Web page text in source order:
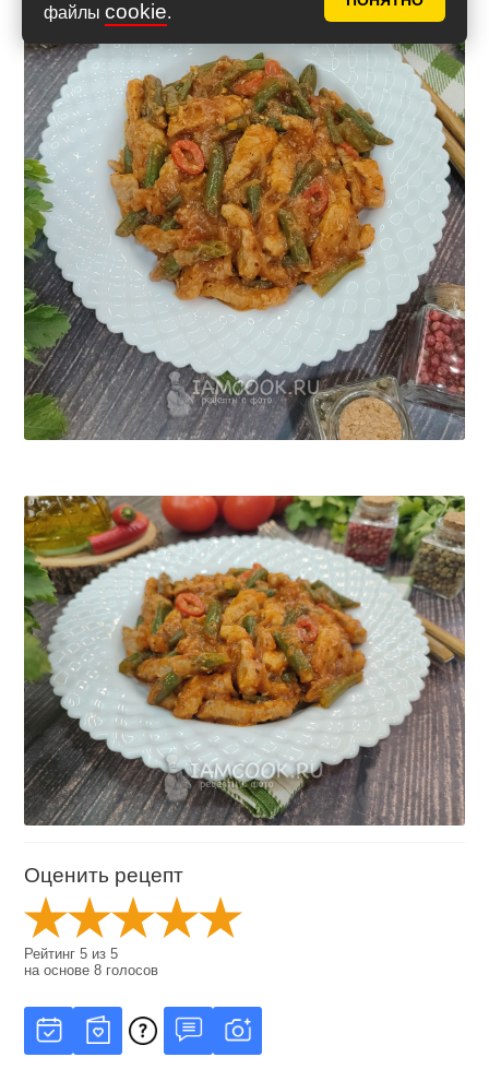
файлы cookie.
Оценить рецепт
Рейтинг5 из5
на основе8 голосов